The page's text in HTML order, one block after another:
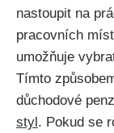
nastoupit na
pracovních
umožňuje
Tímto
důchodové
styl. Pokud se